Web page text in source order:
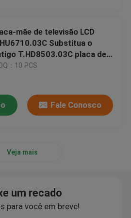
mãe de televisão LCD
Substitua o
T.HD8503.03C placa de
de TV LCD
：10 PCS
Fale Conosco
Veja mais
um recado
para você em breve!